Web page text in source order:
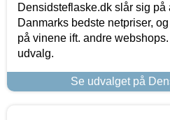
Densidsteflaske.dk slår sig på
Danmarks bedste netpriser,
på vinene ift. andre
udvalg.
Se udvalget på